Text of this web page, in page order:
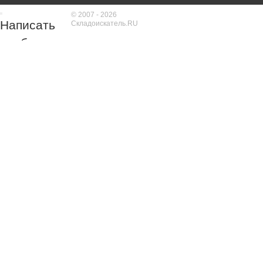
© 2007 - 2026
Складоискатель.RU
Написать
сообщение